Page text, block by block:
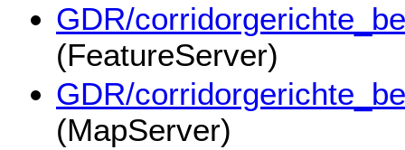
GDR/
(FeatureServer)
GDR/
(MapServer)